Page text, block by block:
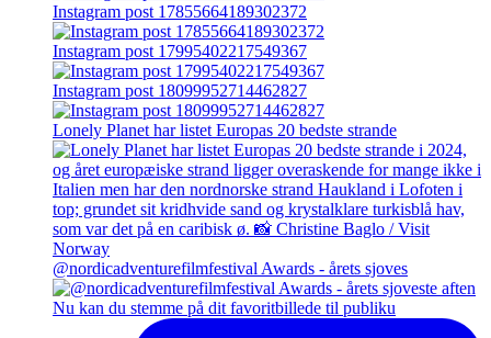
Instagram post 17855664189302372
Instagram post 17995402217549367
Instagram post 18099952714462827
Lonely Planet har listet Europas 20 bedste strande
@nordicadventurefilmfestival Awards - årets sjoves
Nu kan du stemme på dit favoritbillede til publiku